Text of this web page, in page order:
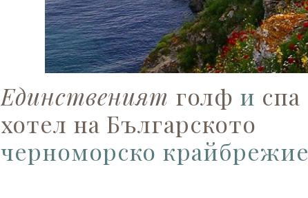
Единственият голф и спа
хотел на Българското
черноморско крайбрежие